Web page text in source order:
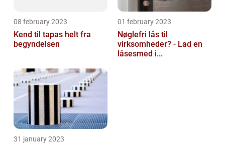
08 february 2023
Kend til tapas helt fra
begyndelsen
01 february 2023
Nøglefri lås til
virksomheder? - Lad en
låsesmed i...
31 january 2023